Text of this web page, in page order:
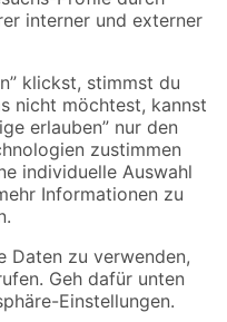
Angebote sind unter
Verfügbarkeiten beziehen